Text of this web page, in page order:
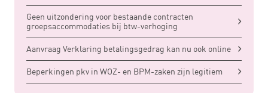
Geen uitzondering voor bestaande contracten
groepsaccommodaties bij btw-verhoging
Aanvraag Verklaring betalingsgedrag kan nu ook online
Beperkingen pkv in WOZ- en BPM-zaken zijn legitiem